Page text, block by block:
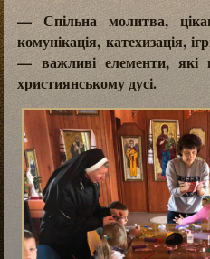
— Спільна молитва,
комунікація, катехизація,
— важливі елементи, які
християнському дусі.